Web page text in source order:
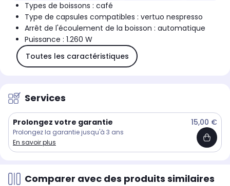
Types de boissons : café
Type de capsules compatibles : vertuo nespresso
Arrêt de l'écoulement de la boisson : automatique
Puissance : 1.260 W
Toutes les caractéristiques
Services
Prolongez votre garantie 15,00 €
Prolongez la garantie jusqu'à 3 ans
En savoir plus
Comparer avec des produits similaires